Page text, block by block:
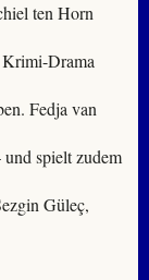
ten Horn
Krimi-Drama
Fedja van
spielt zudem
Güleç,